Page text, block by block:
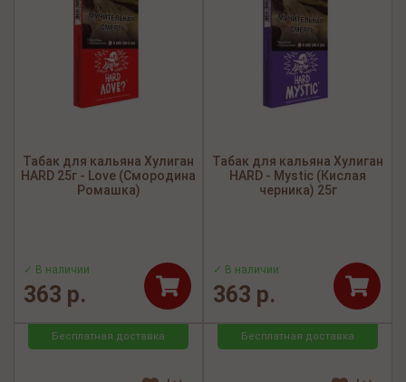
Табак для кальяна Хулиган
HARD 25г - Love (Смородина
Ромашка)
✓ В наличии
363 р.
Табак для кальяна Хулиган
HARD - Mystic (Кислая
черника) 25г
✓ В наличии
363 р.
Бесплатная доставка Бесплатная доставка